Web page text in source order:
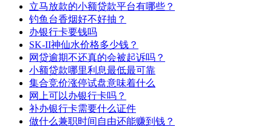
立马放款的小额贷款平台有哪些？
钓鱼台香烟好不好抽？
办银行卡要钱吗
SK-II神仙水价格多少钱？
网贷逾期不还真的会被起诉吗？
小额贷款哪里利息最低最可靠
集合竞价涨停试盘意味着什么
网上可以办银行卡吗？
补办银行卡需要什么证件
做什么兼职时间自由还能赚到钱？